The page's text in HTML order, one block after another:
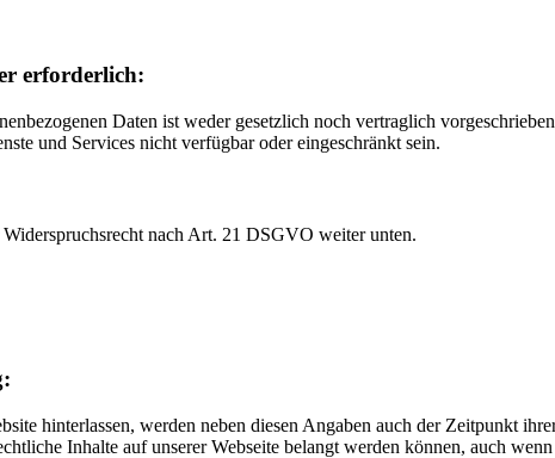
erforderlich:
Daten ist weder gesetzlich noch vertraglich
und Services nicht verfügbar oder eingeschränkt sein.
nach Art. 21 DSGVO weiter unten.
hinterlassen, werden neben diesen Angaben auch der Zeitpunkt
Inhalte auf unserer Webseite belangt werden können, auch